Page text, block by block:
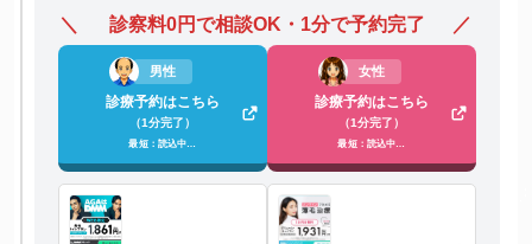
診察料0円で相談OK・1分で予約完了
男性
診療予約はこちら
（1分完了）
最短：読込中…
女性
診療予約はこちら
（1分完了）
最短：読込中…